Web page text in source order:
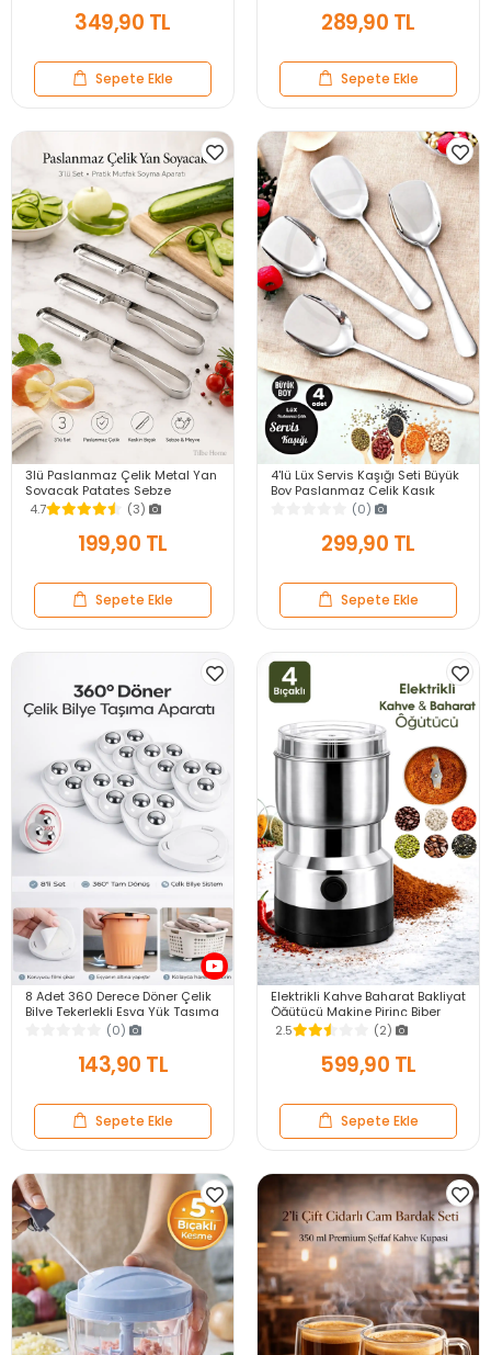
349,90 TL
Sepete Ekle
289,90 TL
Sepete Ekle
3lü Paslanmaz Çelik Metal Yan
Soyacak Patates Sebze
Salatalık Havuç Soyacağı
Mutfak Soyma Aparatı
4.7 (3)
199,90 TL
Sepete Ekle
4'lü Lüx Servis Kaşığı Seti Büyük
Boy Paslanmaz Çelik Kaşık
Salata Yemek Mutfak Kaşığı
(0)
299,90 TL
Sepete Ekle
8 Adet 360 Derece Döner Çelik
Bilye Tekerlekli Eşya Yük Taşıma
Yapışkanlı Eşya Kaydırma
(0)
143,90 TL
Sepete Ekle
Elektrikli Kahve Baharat Bakliyat
Öğütücü Makine Pirinç Biber
Tahıl Öğütücü Değirmen Gıda
Öğütücü
2.5 (2)
599,90 TL
Sepete Ekle